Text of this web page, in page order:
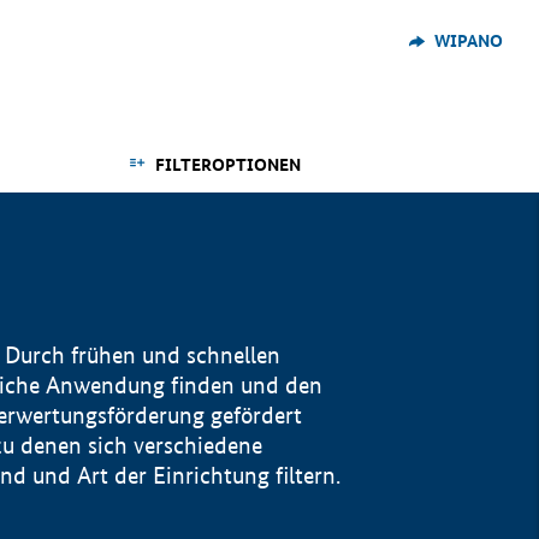
WIPANO
FILTEROPTIONEN
frühen und schnellen
Anwendung finden und den
gefördert
denen sich verschiedene
und Art der Einrichtung filtern.